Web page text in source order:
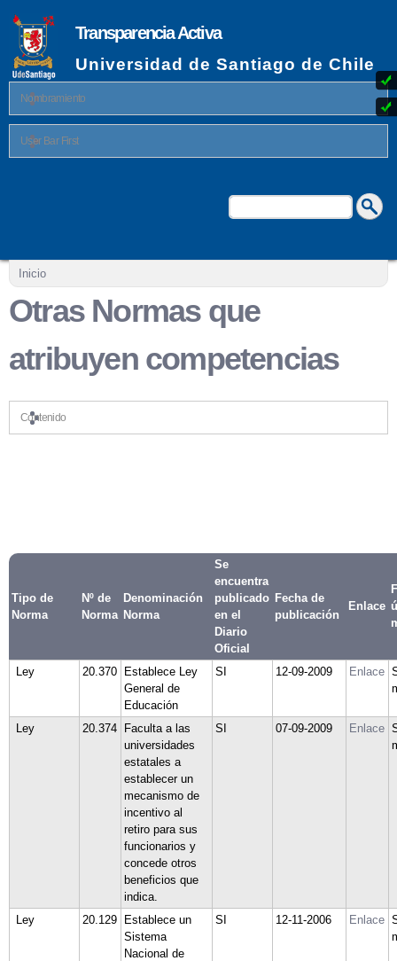
contenido
principal
Transparencia Activa
Universidad de Santiago de Chile
Nombramiento
User Bar First
Formulario de búsqueda
Buscar
Se encuentra usted aquí
Inicio
Otras Normas que
atribuyen competencias
Contenido
Tipo de
Norma
Nº de
Norma
Denominación
Norma
Se
encuentra
publicado
en el
Diario
Oficial
Fecha de
publicación
Enlace
Ley 20.370
Establece Ley
General de
Educación
SI 12-09-2009 Enlace
Ley 20.374
Faculta a las
universidades
estatales a
establecer un
mecanismo de
incentivo al
retiro para sus
funcionarios y
concede otros
beneficios que
indica.
SI 07-09-2009 Enlace
Ley 20.129
Establece un
Sistema
Nacional de
SI 12-11-2006 Enlace